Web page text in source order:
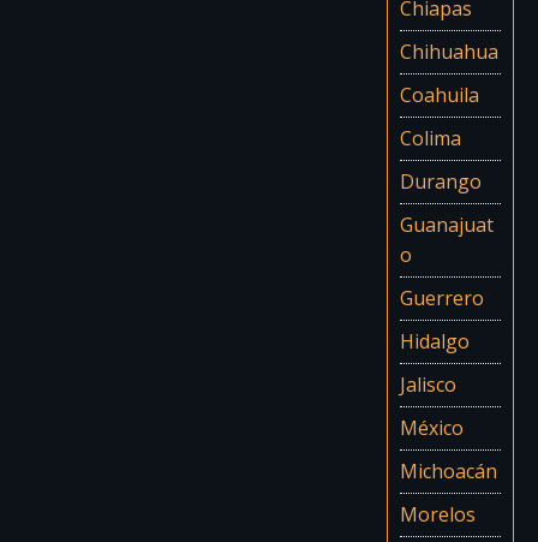
Chiapas
Chihuahua
Coahuila
Colima
Durango
Guanajuat
o
Guerrero
Hidalgo
Jalisco
México
Michoacán
Morelos